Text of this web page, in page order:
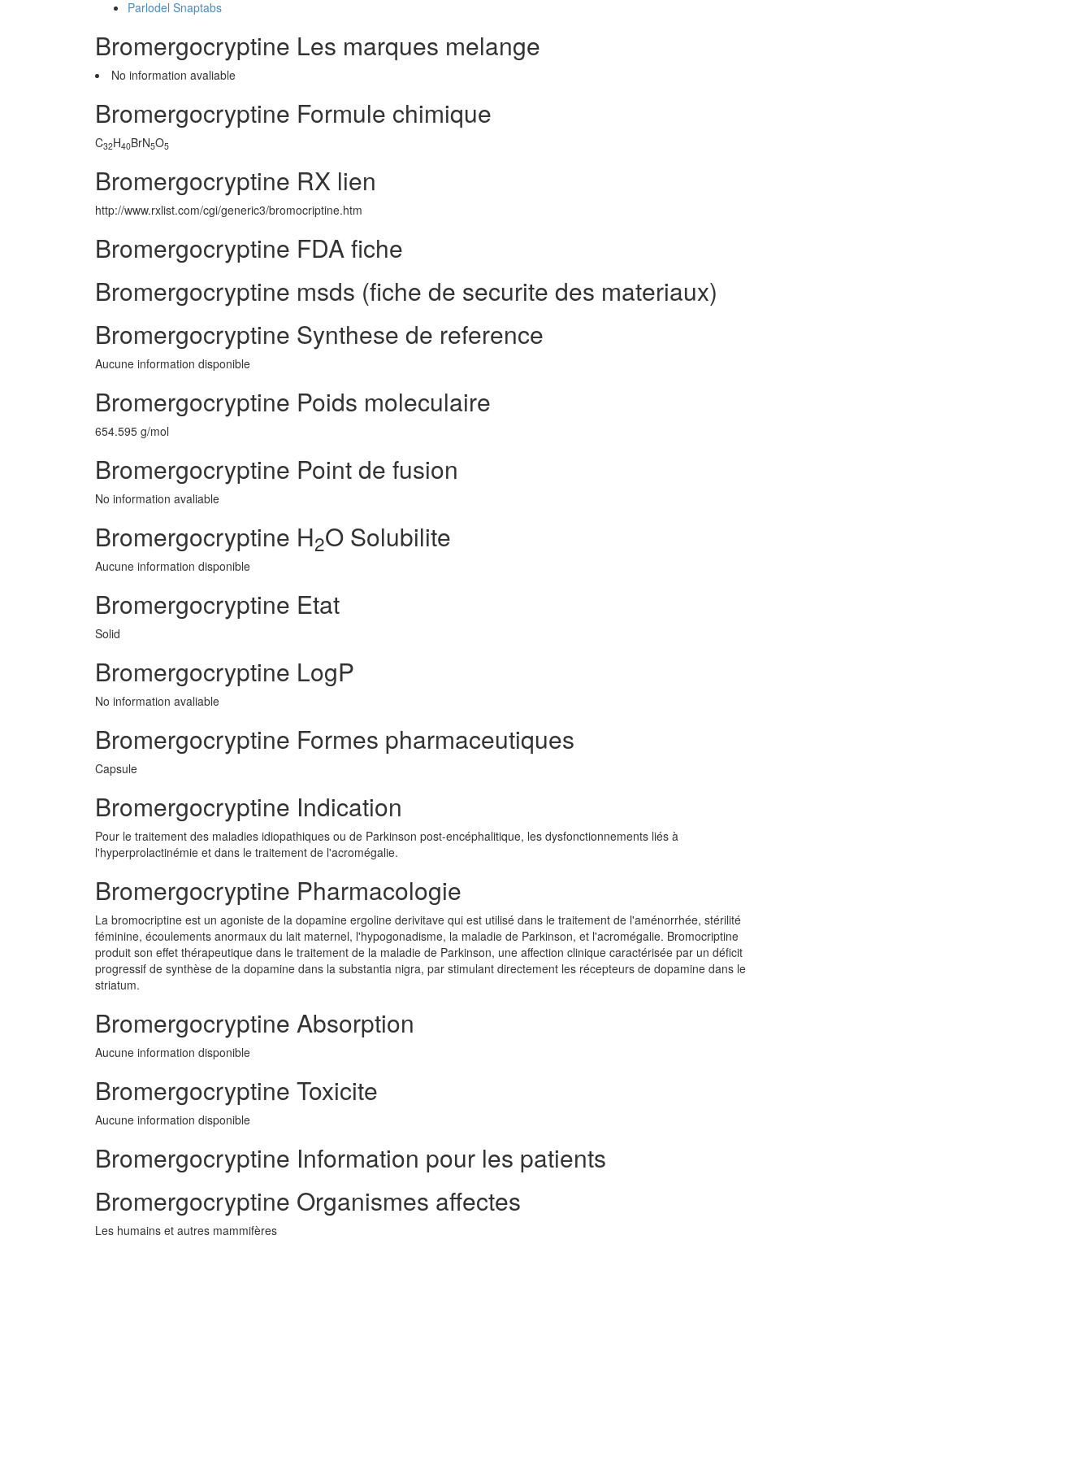
Parlodel Snaptabs
Bromergocryptine Les marques melange
No information avaliable
Bromergocryptine Formule chimique
C32H40BrN5O5
Bromergocryptine RX lien
http://www.rxlist.com/cgi/generic3/bromocriptine.htm
Bromergocryptine FDA fiche
Bromergocryptine msds (fiche de securite des materiaux)
Bromergocryptine Synthese de reference
Aucune information disponible
Bromergocryptine Poids moleculaire
654.595 g/mol
Bromergocryptine Point de fusion
No information avaliable
Bromergocryptine H2O Solubilite
Aucune information disponible
Bromergocryptine Etat
Solid
Bromergocryptine LogP
No information avaliable
Bromergocryptine Formes pharmaceutiques
Capsule
Bromergocryptine Indication
Pour le traitement des maladies idiopathiques ou de Parkinson post-encéphalitique, les dysfonctionnements liés à
l'hyperprolactinémie et dans le traitement de l'acromégalie.
Bromergocryptine Pharmacologie
La bromocriptine est un agoniste de la dopamine ergoline derivitave qui est utilisé dans le traitement de l'aménorrhée, stérilité
féminine, écoulements anormaux du lait maternel, l'hypogonadisme, la maladie de Parkinson, et l'acromégalie. Bromocriptine
produit son effet thérapeutique dans le traitement de la maladie de Parkinson, une affection clinique caractérisée par un déficit
progressif de synthèse de la dopamine dans la substantia nigra, par stimulant directement les récepteurs de dopamine dans le
striatum.
Bromergocryptine Absorption
Aucune information disponible
Bromergocryptine Toxicite
Aucune information disponible
Bromergocryptine Information pour les patients
Bromergocryptine Organismes affectes
Les humains et autres mammifères